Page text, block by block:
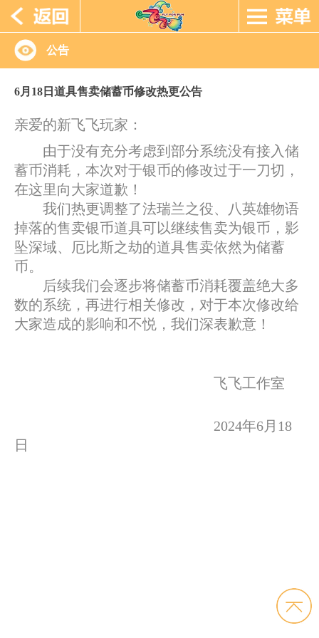
公告
6月18日道具售卖储蓄币修改热更公告
亲爱的新飞飞玩家：
由于没有充分考虑到部分系统没有接入储
蓄币消耗，本次对于银币的修改过于一刀切，
在这里向大家道歉！
我们热更调整了法瑞兰之役、八英雄物语
掉落的售卖银币道具可以继续售卖为银币，影
坠深域、厄比斯之劫的道具售卖依然为储蓄
币。
后续我们会逐步将储蓄币消耗覆盖绝大多
数的系统，再进行相关修改，对于本次修改给
大家造成的影响和不悦，我们深表歉意！
飞飞工作室
2024年6月18
日